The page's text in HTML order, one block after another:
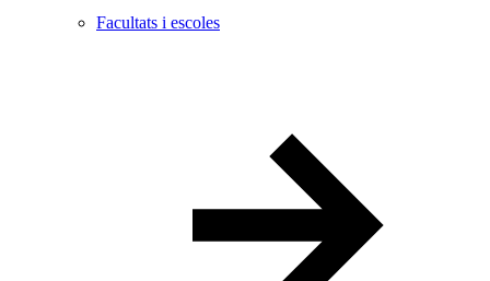
Facultats i escoles